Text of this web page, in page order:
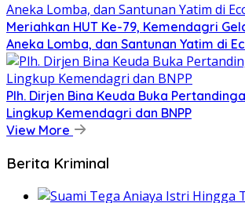
Meriahkan HUT Ke-79, Kemendagri
Aneka Lomba, dan Santunan Yatim di
Plh. Dirjen Bina Keuda Buka
Lingkup Kemendagri dan BNPP
View More
Berita Kriminal